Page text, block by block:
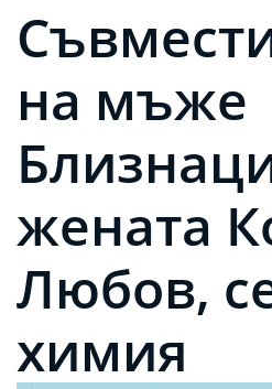
на мъже
жената
Любов,
химия